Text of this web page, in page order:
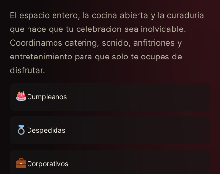
El espacio entero, la cocina abierta y la curaduria
que hace que tu celebracion sea inolvidable.
Coordinamos catering, sonido, anfitriones y
entretenimiento para que solo te ocupes de
disfrutar.
Cumpleanos
Despedidas
Corporativos